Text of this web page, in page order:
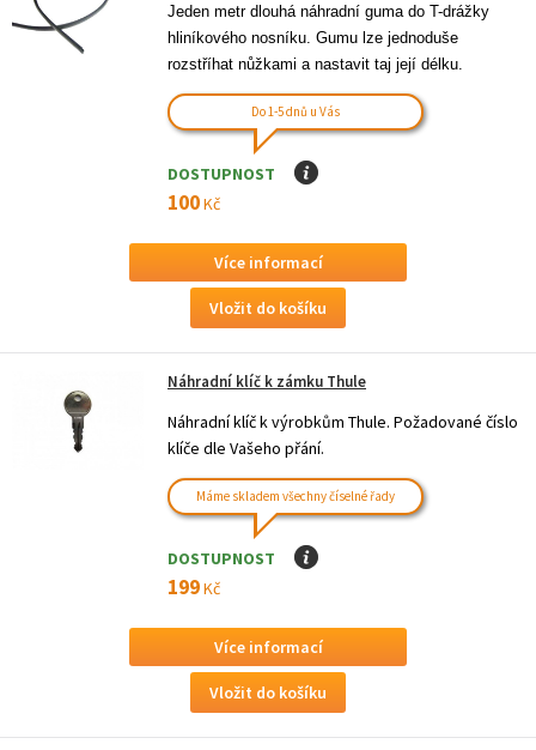
Jeden metr dlouhá náhradní guma do T-drážky
hliníkového nosníku. Gumu lze jednoduše
rozstříhat nůžkami a nastavit taj její délku.
Do 1-5 dnů u Vás
DOSTUPNOST I
100Kč
Více informací
Náhradní klíč k zámku Thule
Náhradní klíč k výrobkům Thule. Požadované číslo
klíče dle Vašeho přání.
Máme skladem všechny číselné řady
DOSTUPNOST I
199Kč
Více informací